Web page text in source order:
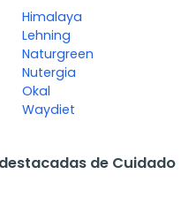
Himalaya
Lehning
Naturgreen
Nutergia
Okal
Waydiet
de Cuidado